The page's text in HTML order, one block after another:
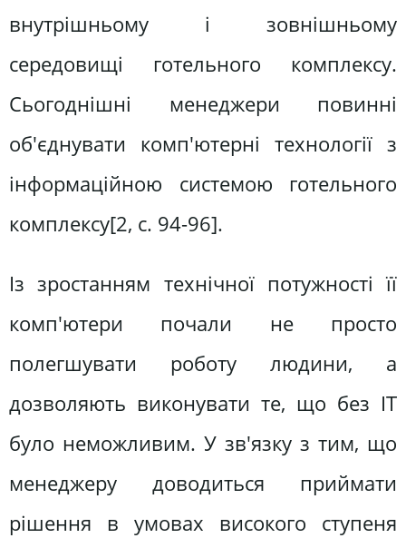
внутрішньому і зовнішньому
середовищі готельного комплексу.
Сьогоднішні менеджери повинні
об'єднувати комп'ютерні технології з
інформаційною системою готельного
комплексу[2, c. 94-96].
Із зростанням технічної потужності її
комп'ютери почали не просто
полегшувати роботу людини, а
дозволяють виконувати те, що без IT
було неможливим. У зв'язку з тим, що
менеджеру доводиться приймати
рішення в умовах високого ступеня